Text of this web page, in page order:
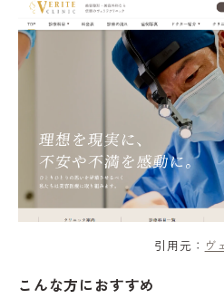
引用元： ヴ
こんな方におすすめ